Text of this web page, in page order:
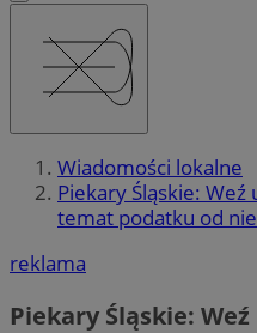
Wiadomości lokalne
Piekary Śląskie: Weź
temat podatku od
reklama
Piekary Śląskie: